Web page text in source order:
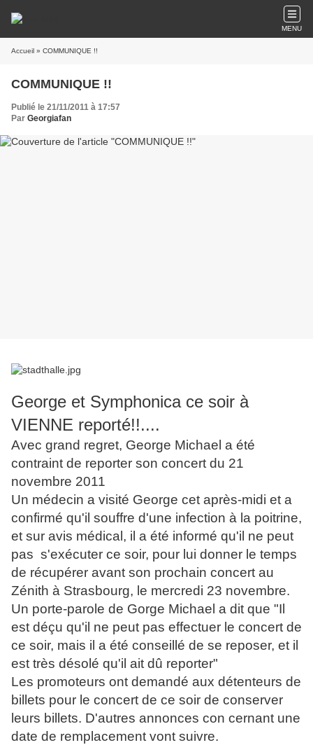
MENU
Accueil » COMMUNIQUE !!
COMMUNIQUE !!
Publié le 21/11/2011 à 17:57
Par Georgiafan
George et Symphonica ce soir à
VIENNE reporté!!....
Avec grand regret, George Michael a été
contraint de reporter son concert du 21
novembre 2011
Un médecin a visité George cet après-midi et a
confirmé qu'il souffre d'une infection à la poitrine,
et sur avis médical, il a été informé qu'il ne peut
pas s'exécuter ce soir, pour lui donner le temps
de récupérer avant son prochain concert au
Zénith à Strasbourg, le mercredi 23 novembre.
Un porte-parole de Gorge Michael a dit que "Il
est déçu qu'il ne peut pas effectuer le concert de
ce soir, mais il a été conseillé de se reposer, et il
est très désolé qu'il ait dû reporter"
Les promoteurs ont demandé aux détenteurs de
billets pour le concert de ce soir de conserver
leurs billets. D'autres annonces con cernant une
date de remplacement vont suivre.